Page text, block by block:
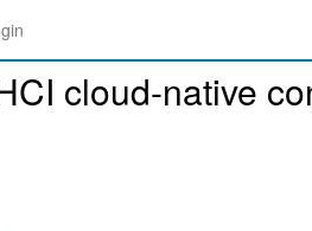
cloud-native